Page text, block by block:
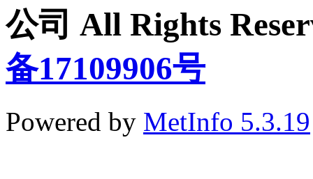
公司 All Rights
备17109906号
Powered by MetInfo 5.3.19